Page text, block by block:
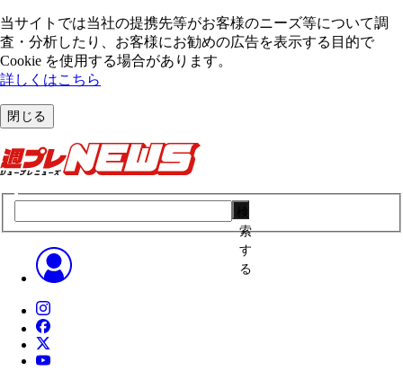
当サイトでは当社の提携先等がお客様のニーズ等について調
査・分析したり、お客様にお勧めの広告を表⽰する⽬的で
Cookie を使⽤する場合があります。
詳しくはこちら
閉じる
索
す
る